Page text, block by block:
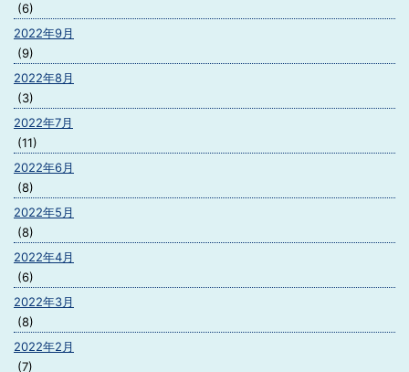
(6)
2022年9月
(9)
2022年8月
(3)
2022年7月
(11)
2022年6月
(8)
2022年5月
(8)
2022年4月
(6)
2022年3月
(8)
2022年2月
(7)